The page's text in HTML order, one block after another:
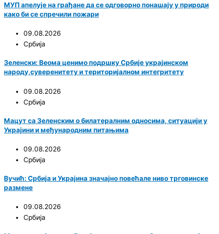
МУП апелује на грађане да се одговорно понашају у природи
како би се спречили пожари
09.08.2026
Србија
Зеленски: Веома ценимо подршку Србије украјинском
народу,суверенитету и територијалном интегритету
09.08.2026
Србија
Мацут са Зеленским о билатералним односима, ситуацији у
Украјини и међународним питањима
09.08.2026
Србија
Вучић: Србија и Украјина значајно повећале ниво трговинске
размене
09.08.2026
Србија